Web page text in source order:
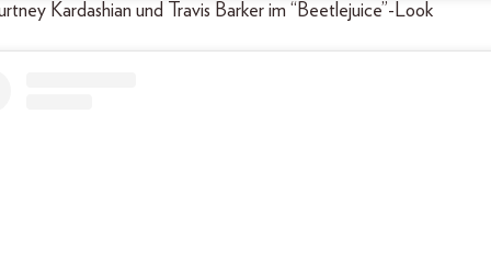
Kardashian und Travis Barker im “Beetlejuice”-Look